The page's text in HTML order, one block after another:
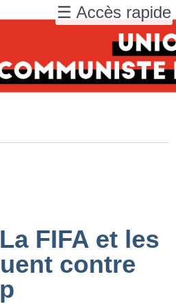
FIFA et les
contre
☰ Accès rapide